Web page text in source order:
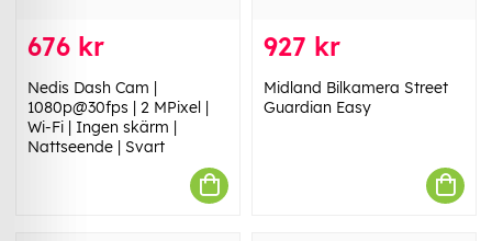
676 kr
Nedis Dash Cam |
1080p@30fps | 2 MPixel |
Wi-Fi | Ingen skärm |
Nattseende | Svart
927 kr
Midland Bilkamera Street
Guardian Easy